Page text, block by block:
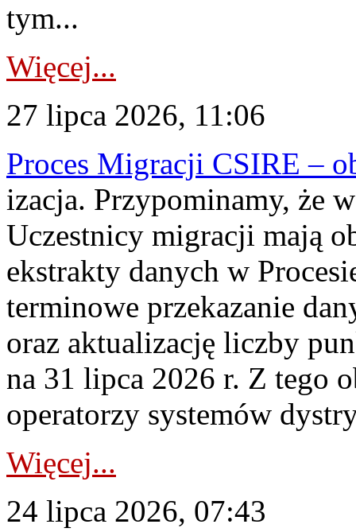
tym...
Więcej...
27 lipca 2026, 11:06
Proces Migracji CSIRE –
izacja. Przypominamy, że
Uczestnicy migracji mają
ekstrakty danych w
terminowe przekazanie
oraz aktualizację liczby
na 31 lipca 2026 r. Z tego
operatorzy systemów
Więcej...
24 lipca 2026, 07:43